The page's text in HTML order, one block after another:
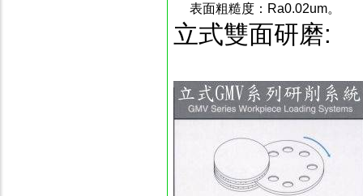
表面粗糙度：Ra0.02um。
立式雙面研磨: